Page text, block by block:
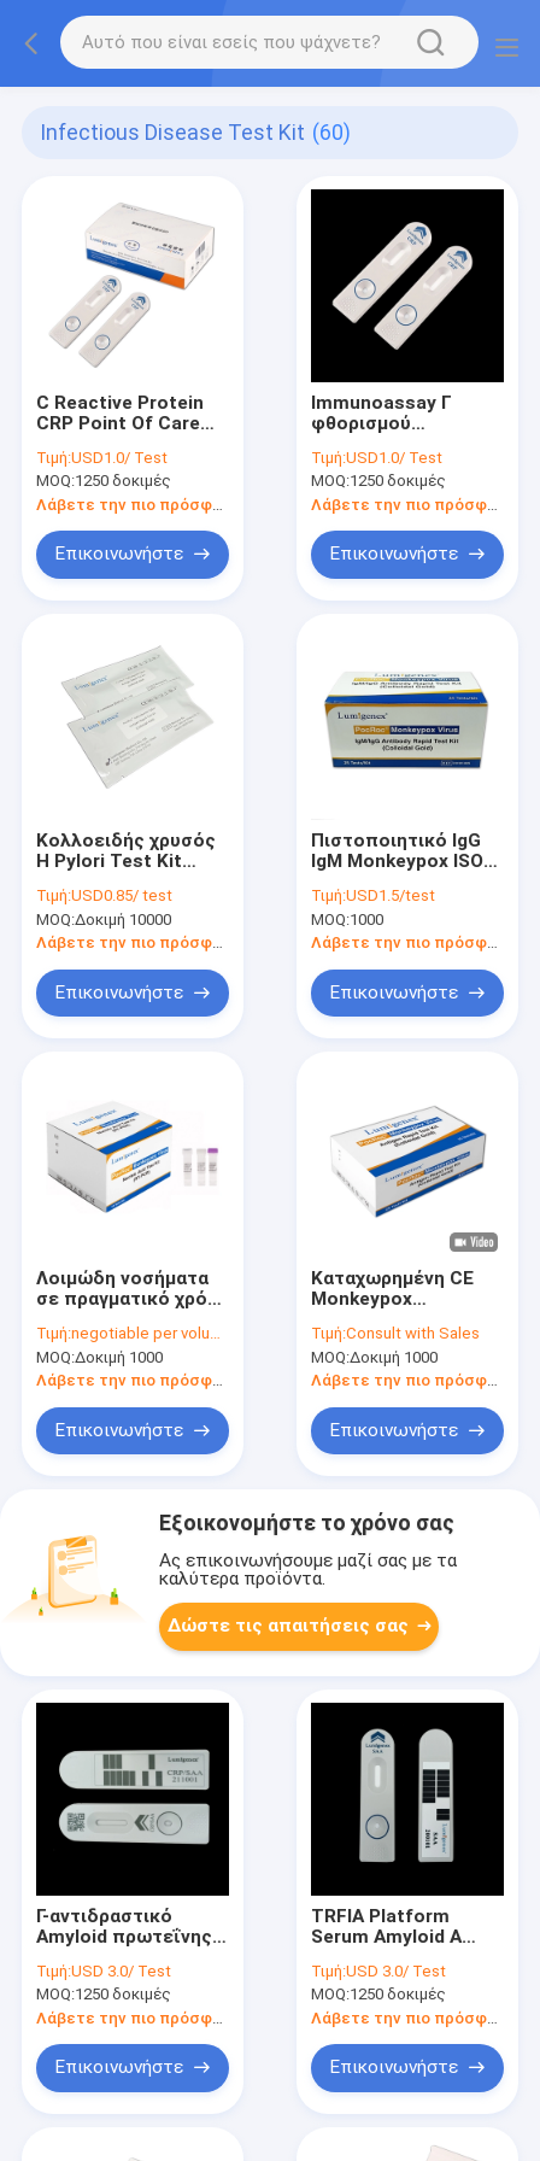
Infectious Disease Test Kit (60)
C Reactive Protein
CRP Point Of Care
Πιστοποίηση CFDA
ImmunoassayTechnology
Τιμή:USD1.0/ Test
MOQ:1250 δοκιμές
Λάβετε την πιο πρόσφατη τιμή
Επικοινωνήστε
Immunoassay Γ
φθορισμού
πρωτεϊνική
πιστοποίηση CE
εξαρτήσεων
ανίχνευσης
Τιμή:USD1.0/ Test
MOQ:1250 δοκιμές
Επικοινωνήστε
Κολλοειδής χρυσός
H Pylori Test Kit
Δείγμα κοπράνων
Πιστοποιημένο CE
Τιμή:USD0.85/ test
MOQ:Δοκιμή 10000
Λάβετε την πιο πρόσφατη τιμή
Επικοινωνήστε
Πιστοποιητικό IgG
IgM Monkeypox ISO
ασθενειών σύντομο
σε 15 λεπτά
Τιμή:USD1.5/test
MOQ:1000
Επικοινωνήστε
Λοιμώδη νοσήματα
σε πραγματικό χρόνο
Kit MPXV CE
Registered 1
Test/Box
Τιμή:negotiable per volume
MOQ:Δοκιμή 1000
Λάβετε την πιο πρόσφατη τιμή
Επικοινωνήστε
Καταχωρημένη CE
Monkeypox
υψηλή ακρίβεια
εξαρτήσεων δοκιμής
αντιγόνων ιών
Τιμή:Consult with Sales
MOQ:Δοκιμή 1000
Λάβετε την πιο πρόσφατη τιμή
Επικοινωνήστε
Εξοικονομήστε το χρόνο σας
Ας επικοινωνήσουμε μαζί σας με τα
καλύτερα προϊόντα.
Δώστε τις απαιτήσεις σας
Γ-αντιδραστικό
Amyloid πρωτεΐνης/
πιστοποιητικό CE
εξαρτήσεων δοκιμής
Combo
Τιμή:USD 3.0/ Test
MOQ:1250 δοκιμές
Λάβετε την πιο πρόσφατη τιμή
Επικοινωνήστε
TRFIA Platform
Serum Amyloid A
POC για ασθένειες
ιατρικών λοιμώξεων
Τιμή:USD 3.0/ Test
MOQ:1250 δοκιμές
Επικοινωνήστε